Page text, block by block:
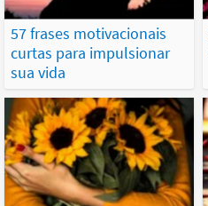
57 frases motivacionais
curtas para impulsionar
sua vida